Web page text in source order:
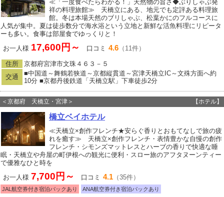
≪「一度食べたらわかる！」天然物の旨さ◆ぶりしゃぶ発
祥の料理旅館≫ 天橋立にある、地元でも定評ある料理旅
館。冬は本場天然のブリしゃぶ、松葉かにのフルコースに
人気が集中。夏は徒歩数分で海水浴という立地と新鮮な活魚料理にリピータ
ーも多い。食事は部屋食でゆっくりと！
お一人様 17,600円～ 口コミ 4.6 （11件）
住所
京都府宮津市文珠４６３－５
交通
■中国道～舞鶴若狭道～京都縦貫道～宮津天橋立IC～文殊方面へ約
10分 ■京都丹後鉄道「天橋立駅」下車徒歩2分
＜京都府 天橋立・宮津＞ 【ホテル】
橋立ベイホテル
≪天橋立×創作フレンチ★安らぐ香りとおもてなしで旅の疲
れを癒す≫ 天橋立×創作フレンチ・表情豊かな自慢の創作
フレンチ・シモンズマットレスとハーブの香りで快適な睡
眠・天橋立や舟屋の町伊根への観光に便利・スロー旅のアフタヌーンティー
で優雅なひと時を
お一人様 7,700円～ 口コミ 4.1 （35件）
JAL航空券付き宿泊パックあり ANA航空券付き宿泊パックあり